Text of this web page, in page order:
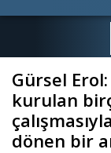
Gürsel
kurulan
dönen bir